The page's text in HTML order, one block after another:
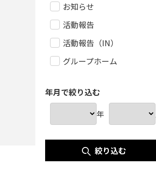
お知らせ
活動報告
活動報告（IN）
グループホーム
年月で絞り込む
年
絞り込む